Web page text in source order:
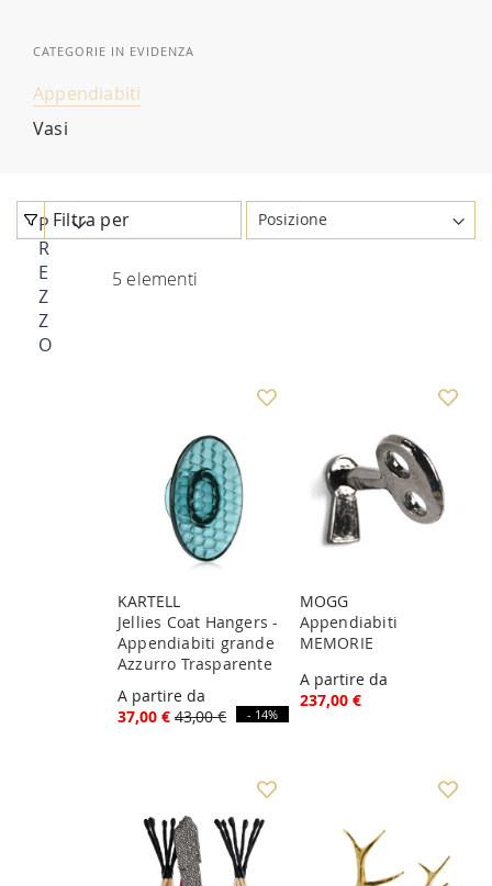
CATEGORIE IN EVIDENZA
Appendiabiti
Vasi
5 elementi
KARTELL
Jellies Coat Hangers -
Appendiabiti grande
Azzurro Trasparente
A partire da
37,00 € 43,00 € - 14%
MOGG
Appendiabiti
MEMORIE
A partire da
237,00 €
Filtra per
P
R
E
Z
Z
O